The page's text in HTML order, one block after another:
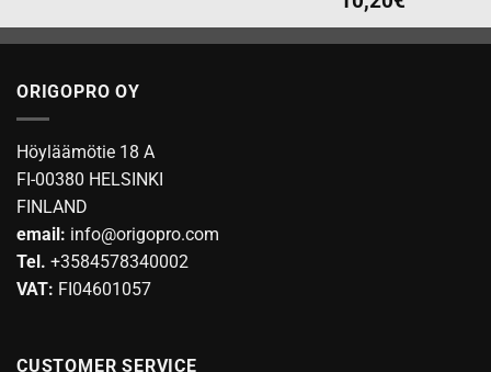
ORIGOPRO OY
Höyläämötie 18 A
FI-00380 HELSINKI
FINLAND
email: info@origopro.com
Tel. +3584578340002
VAT: FI04601057
CUSTOMER SERVICE